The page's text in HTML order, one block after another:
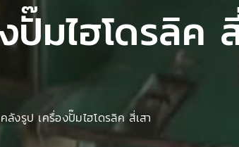
ปั๊มไฮโดรลิค
คลังรูป เครื่องปั๊มไฮโดรลิค สี่เสา